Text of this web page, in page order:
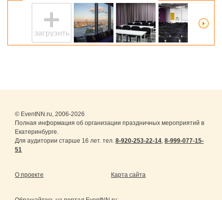
© EventNN.ru, 2006-2026
Полная информация об организации праздничных мероприятий в
Екатеринбурге.
Для аудитории старше 16 лет. тел. 8-920-253-22-14, 8-999-077-15-
51
О проекте Карта сайта